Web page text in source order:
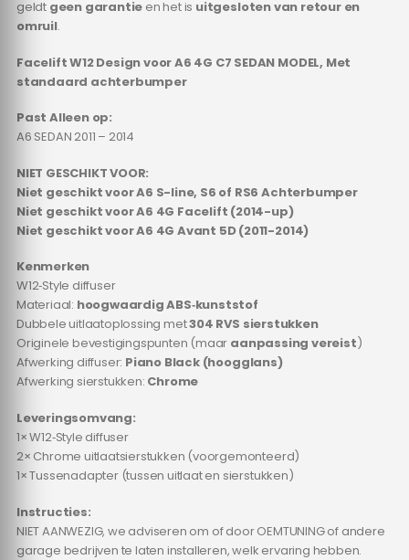
geldt geen garantie en het is uitgesloten van retour en
omruil.
Facelift W12 Design voor A6 4G C7 SEDAN MODEL, Met
standaard achterbumper
Past Alleen op:
A6 SEDAN 2011 – 2014
NIET GESCHIKT VOOR:
Niet geschikt voor A6 S-line, S6 of RS6 Achterbumper
Niet geschikt voor A6 4G Facelift (2014-up)
Niet geschikt voor A6 4G Avant 5D (2011-2014)
Kenmerken
W12‑Style diffuser
Materiaal: hoogwaardig ABS‑kunststof
Dubbele uitlaatoplossing met304 RVS sierstukken
Originele bevestigingspunten (maar aanpassing vereist)
Afwerking diffuser: Piano Black (hoogglans)
Afwerking sierstukken: Chrome
Leveringsomvang:
1× W12‑Style diffuser
2× Chrome uitlaatsierstukken (voorgemonteerd)
1× Tussenadapter (tussen uitlaat en sierstukken)
Instructies:
NIET AANWEZIG, we adviseren om of door OEMTUNING of andere
garage bedrijven te laten installeren, welk ervaring hebben.